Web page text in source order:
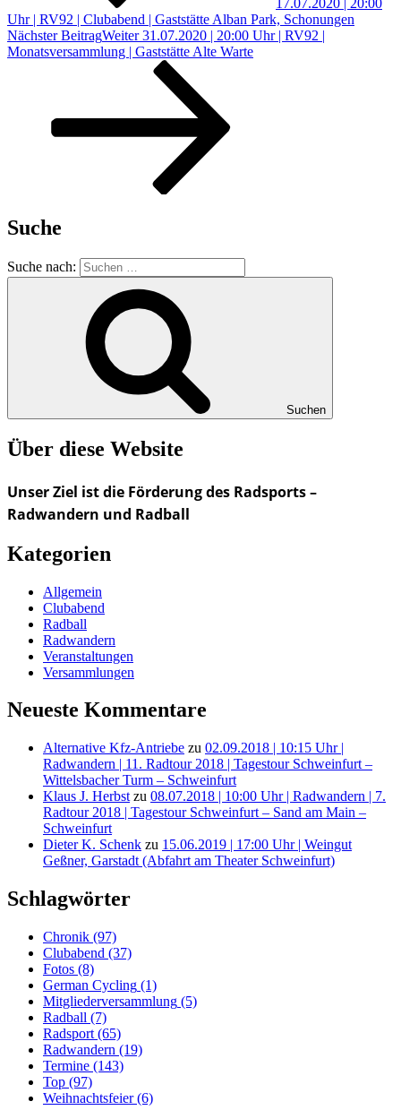
17.07.2020 | 20:00
Uhr | RV92 | Clubabend | Gaststätte Alban Park, Schonungen
Nächster BeitragWeiter 31.07.2020 | 20:00 Uhr | RV92 |
Monatsversammlung | Gaststätte Alte Warte
Suche
Suche nach:
Suchen
Über diese Website
Unser Ziel ist die Förderung des Radsports –
Radwandern und Radball
Kategorien
Allgemein
Clubabend
Radball
Radwandern
Veranstaltungen
Versammlungen
Neueste Kommentare
Alternative Kfz-Antriebe zu 02.09.2018 | 10:15 Uhr |
Radwandern | 11. Radtour 2018 | Tagestour Schweinfurt –
Wittelsbacher Turm – Schweinfurt
Klaus J. Herbst zu 08.07.2018 | 10:00 Uhr | Radwandern | 7.
Radtour 2018 | Tagestour Schweinfurt – Sand am Main –
Schweinfurt
Dieter K. Schenk zu 15.06.2019 | 17:00 Uhr | Weingut
Geßner, Garstadt (Abfahrt am Theater Schweinfurt)
Schlagwörter
Chronik (97)
Clubabend (37)
Fotos (8)
German Cycling (1)
Mitgliederversammlung (5)
Radball (7)
Radsport (65)
Radwandern (19)
Termine (143)
Top (97)
Weihnachtsfeier(6)